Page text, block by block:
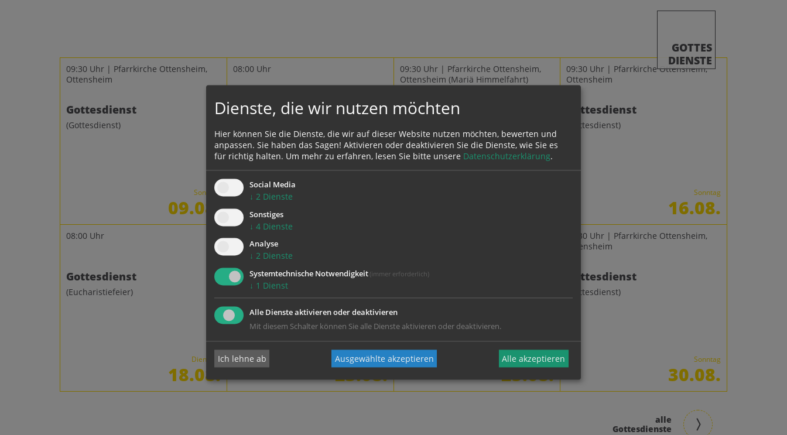
GOTTES
DIENSTE
09:30 Uhr | Pfarrkirche Ottensheim,
Ottensheim
Gottesdienst
(Gottesdienst)
Sonntag
09.08.
08:00 Uhr
Gottesdienst
09:30 Uhr | Pfarrkirche Ottensheim,
Ottensheim (Mariä Himmelfahrt)
Gottesdienst
09:30 Uhr | Pfarrkirche Ottensheim,
Ottensheim
Gottesdienst
(Gottesdienst)
Sonntag
16.08.
08:00 Uhr
Gottesdienst
(Eucharistiefeier)
Dienstag
18.08.
09:30 Uhr | Pfarrkirche Ottensheim,
Ottensheim
Gottesdienst
(Gottesdienst)
Sonntag
23.08.
Gottesdienst
Dienstag
25.08.
09:30 Uhr | Pfarrkirche Ottensheim,
Ottensheim
Gottesdienst
(Gottesdienst)
Sonntag
30.08.
alle
Gottesdienste
Dienste, die wir nutzen möchten
Hier können Sie die Dienste, die wir auf dieser Website nutzen möchten, bewerten und
anpassen. Sie haben das Sagen! Aktivieren oder deaktivieren Sie die Dienste, wie Sie es
für richtig halten. Um mehr zu erfahren, lesen Sie bitte unsere Datenschutzerklärung.
Social Media
↓ 2 Dienste
Sonstiges
↓ 4 Dienste
Analyse
↓ 2 Dienste
Systemtechnische Notwendigkeit (immer erforderlich)
↓ 1 Dienst
Alle Dienste aktivieren oder deaktivieren
Mit diesem Schalter können Sie alle Dienste aktivieren oder deaktivieren.
Ich lehne ab Ausgewählte akzeptieren Alle akzeptieren